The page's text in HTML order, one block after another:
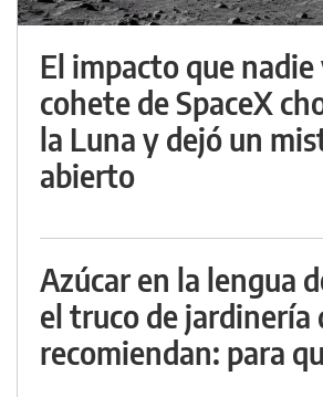
El impacto que nadie
cohete de SpaceX
la Luna y dejó un
abierto
Azúcar en la lengua
el truco de jardinería
recomiendan: para